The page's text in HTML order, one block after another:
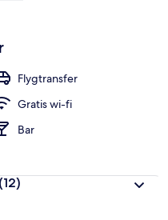
Flygtransfer
Gratis wi-fi
Bar
(12)